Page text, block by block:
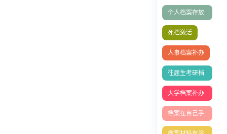
补办
个人档案存放
在哪里
死档激活
人事档案补办
往届生考研档
案问题
大学档案补办
流程
档案在自己手
里成死档如何